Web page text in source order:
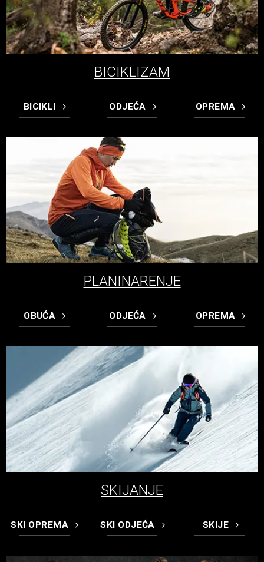
BICIKLIZAM
BICIKLI ODJEĆA OPREMA
PLANINARENJE
OBUĆA ODJEĆA OPREMA
SKIJANJE
SKI OPREMA SKI ODJEĆA SKIJE